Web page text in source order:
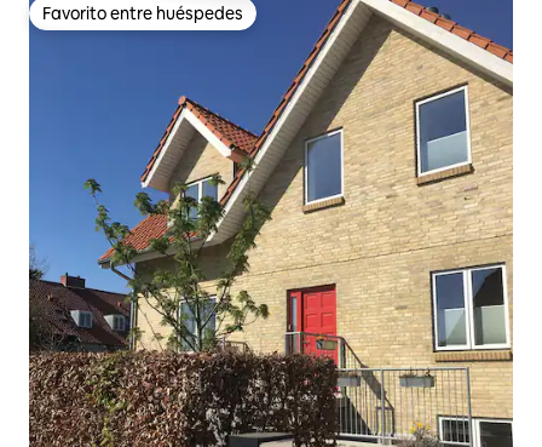
Favorito entre huéspedes
Favorito entre huéspedes